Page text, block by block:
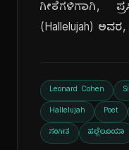
ಗೀತೆಗಳಿಗಾಗಿ,
(Hallelujah)
Leonard Cohen
Hallelujah Poet
ಸಂಗೀತ ಹಲ್ಲೆಲೂಯಾ